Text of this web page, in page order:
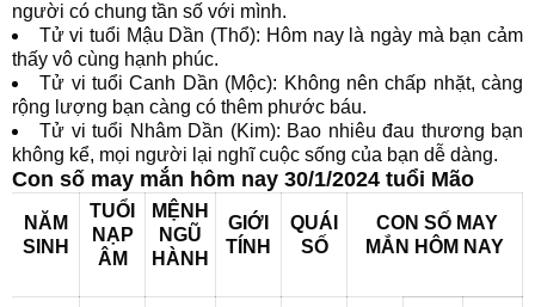
người có chung tần số với mình.
Tử vi tuổi Mậu Dần (Thổ): Hôm nay là ngày mà bạn cảm
thấy vô cùng hạnh phúc.
Tử vi tuổi Canh Dần (Mộc): Không nên chấp nhặt, càng
rộng lượng bạn càng có thêm phước báu.
Tử vi tuổi Nhâm Dần (Kim): Bao nhiêu đau thương bạn
không kể, mọi người lại nghĩ cuộc sống của bạn dễ dàng.
Con số may mắn hôm nay 30/1/2024 tuổi Mão
NĂM
SINH
TUỔI
NẠP
ÂM
MỆNH
NGŨ
HÀNH
GIỚI
TÍNH
QUÁI
SỐ
CON SỐ MAY
MẮN HÔM NAY